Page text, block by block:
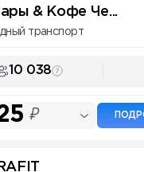
& Кофе Че...
транспорт
10 038
₽